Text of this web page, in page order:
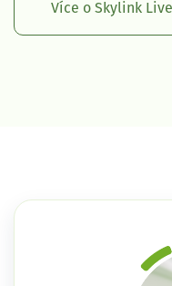
Více o Skylink